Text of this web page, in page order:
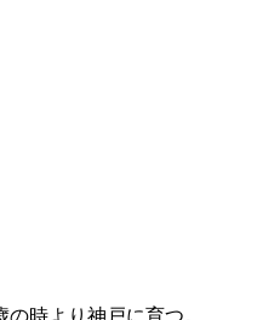
時より神戸に育つ。